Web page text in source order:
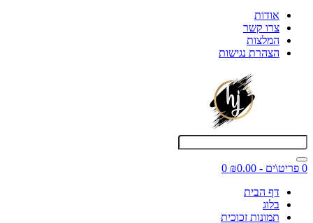
אודות
צרו קשר
המלצות
הצהרת נגישות
0 פריט\ים - ₪0.00
0
דף הבית
בלוג
תמונות זכוכית